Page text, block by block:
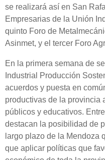
se realizará así en San
Empresarias de la Unión
quinto Foro de
Asinmet, y el tercer Foro
En la primera semana de
Industrial Producción
acuerdos y puesta en
productivas de la provincia
públicos y educativos.
destacan la posibilidad de
largo plazo de la Mendoza
que aplicar políticas que